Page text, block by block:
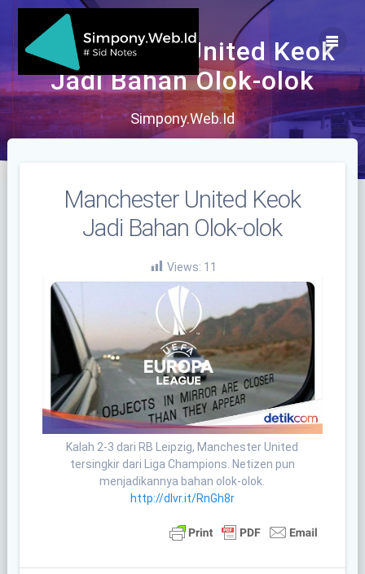
Skip
content
Manchester United Keok
Jadi Bahan Olok-olok
Simpony.Web.Id
Manchester United Keok
Jadi Bahan Olok-olok
Views: 11
Kalah 2-3 dari RB Leipzig, Manchester United
tersingkir dari Liga Champions. Netizen pun
menjadikannya bahan olok-olok.
http://dlvr.it/RnGh8r